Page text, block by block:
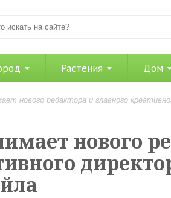
Растения Дом
нового редактора и главного
нового